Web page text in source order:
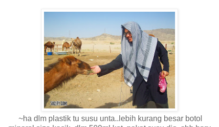
~ha dlm plastik tu susu unta..lebih kurang besar botol